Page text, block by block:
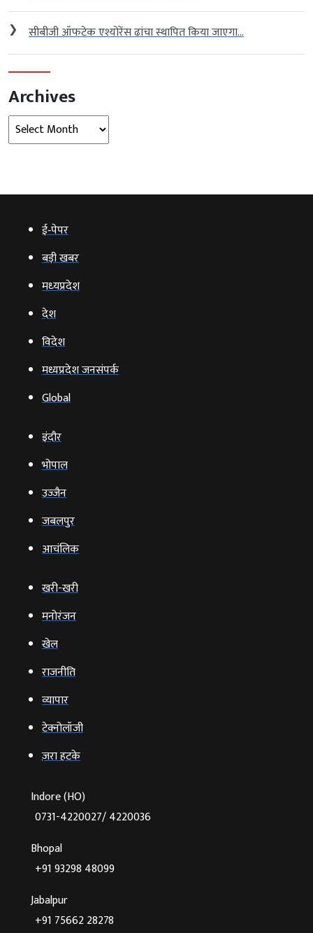
❯ सीबीजी ऑफटेक एश्योरेंस ढांचा स्थापित किया जाएगा...
Archives
Archives
ई‑पेपर
बड़ी खबर
मध्‍यप्रदेश
देश
विदेश
मध्यप्रदेश जनसंपर्क
Global
इंदौर
भोपाल
उज्‍जैन
जबलपुर
आचंलिक
खरी-खरी
मनोरंजन
खेल
राजनीति
व्‍यापार
टेक्‍नोलॉजी
ज़रा हटके
Indore (HO)
0731-4220027/ 4220036
Bhopal
+91 93298 48099
Jabalpur
+91 75662 28278